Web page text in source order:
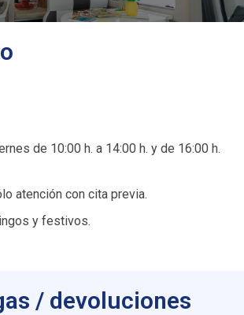
de 10:00 h. a 14:00 h. y de 16:00 h.
atención con cita previa.
y festivos.
/ devoluciones